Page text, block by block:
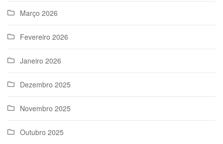
Março 2026
Fevereiro 2026
Janeiro 2026
Dezembro 2025
Novembro 2025
Outubro 2025